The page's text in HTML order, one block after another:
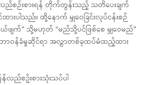
ည်စဉ်းစားရန် တိုက်တွန်းသည့် သတိပေးချက်
းပါသည်။ ထို့နောက် မျှဝေခြင်းလုပ်ငန်းစဉ်
ျက်” သို့မဟုတ် “မည်သို့ပင်ဖြစ်စေ မျှဝေမည်”
င့် တာဝန်ခံမှုဆိုင်ရာ အလွှာတစ်ခုထပ်မံထည့်ထား
န်လည်စဥ်းစားသုံးသပ်ပါ